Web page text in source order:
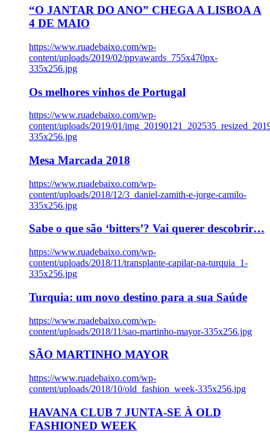
“O JANTAR DO ANO” CHEGA A LISBOA A
4 DE MAIO
https://www.ruadebaixo.com/wp-
content/uploads/2019/02/ppvawards_755x470px-
335x256.jpg
Os melhores vinhos de Portugal
https://www.ruadebaixo.com/wp-
content/uploads/2019/01/
335x256.jpg
Mesa Marcada 2018
https://www.ruadebaixo.com/wp-
content/uploads/2018/12/3_daniel-zamith-e-jorge-camilo-
335x256.jpg
Sabe o que são ‘bitters’? Vai querer descobrir…
https://www.ruadebaixo.com/wp-
content/uploads/2018/11/transplante-capilar-na-turquia_1-
335x256.jpg
Turquia: um novo destino para a sua Saúde
https://www.ruadebaixo.com/wp-
content/uploads/2018/11/sao-martinho-mayor-335x256.jpg
SÃO MARTINHO MAYOR
https://www.ruadebaixo.com/wp-
content/uploads/2018/10/old_fashion_week-335x256.jpg
HAVANA CLUB 7 JUNTA-SE À OLD
FASHIONED WEEK